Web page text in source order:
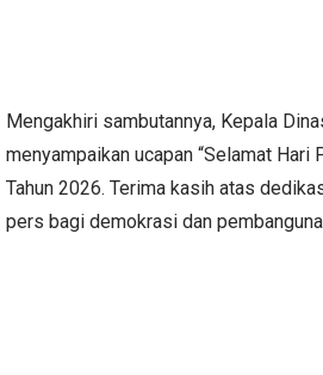
Mengakhiri sambutannya, Kepala
menyampaikan ucapan “Selamat
Tahun 2026. Terima kasih atas
pers bagi demokrasi dan